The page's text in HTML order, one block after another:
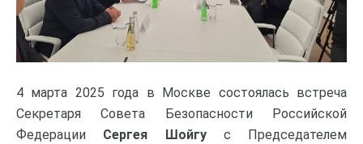
4 марта 2025 года в Москве состоялась встреча
Секретаря Совета Безопасности Российской
Федерации Сергея Шойгус Председателем